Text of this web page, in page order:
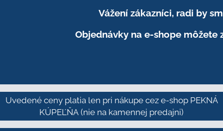
Vážení zákazníci, radi by
Objednávky na e-shope môžete
Uvedené ceny platia len pri nákupe cez e-shop PEKNÁ
KÚPEĽŇA (nie na kamennej predajni)